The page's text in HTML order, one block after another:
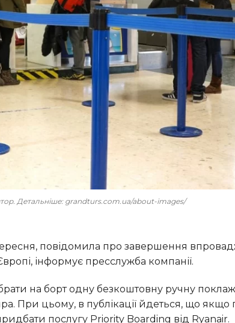
Детальніше: grandturs.com.ua/about-images/
інформує пресслужба компанії.
При цьому, в публікації йдеться, що
послугу Priority Boarding від Ryanair.